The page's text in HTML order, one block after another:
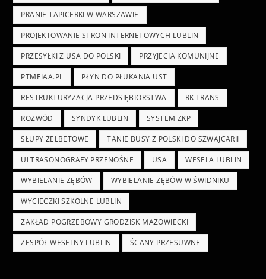
PRANIE TAPICERKI W WARSZAWIE
PROJEKTOWANIE STRON INTERNETOWYCH LUBLIN
PRZESYŁKI Z USA DO POLSKI PRZYJĘCIA KOMUNIJNE
PTMEIAA.PL PŁYN DO PŁUKANIA UST
RESTRUKTURYZACJA PRZEDSIĘBIORSTWA RK TRANS
ROZWÓD SYNDYK LUBLIN SYSTEM ZKP
SŁUPY ŻELBETOWE TANIE BUSY Z POLSKI DO SZWAJCARII
ULTRASONOGRAFY PRZENOŚNE USA WESELA LUBLIN
WYBIELANIE ZĘBÓW WYBIELANIE ZĘBÓW W ŚWIDNIKU
WYCIECZKI SZKOLNE LUBLIN
ZAKŁAD POGRZEBOWY GRODZISK MAZOWIECKI
ZESPÓŁ WESELNY LUBLIN ŚCANY PRZESUWNE